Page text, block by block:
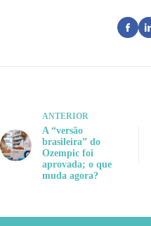
ANTERIOR
A “versão
brasileira” do
Ozempic foi
aprovada; o que
muda agora?